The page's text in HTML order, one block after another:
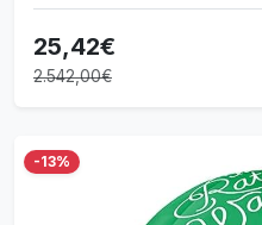
25,42€
2.542,00€
-13%